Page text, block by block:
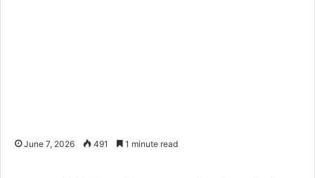
June 7, 2026 491 1 minute read